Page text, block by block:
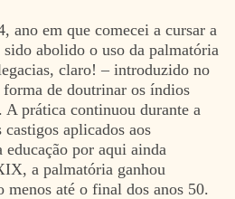
ano em que comecei a cursar a
abolido o uso da palmatória
claro! – introduzido no
de doutrinar os índios
A prática continuou durante a
aplicados aos
educação por aqui ainda
a palmatória ganhou
menos até o final dos anos 50.